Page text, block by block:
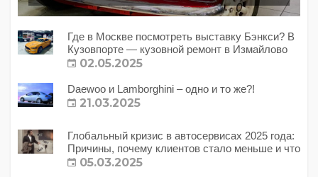
Где в Москве посмотреть выставку Бэнкси? В
Кузовпорте — кузовной ремонт в Измайлово
02.05.2025
Daewoo и Lamborghini – одно и то же?!
21.03.2025
Глобальный кризис в автосервисах 2025 года:
Причины, почему клиентов стало меньше и что
с этим делать?
05.03.2025